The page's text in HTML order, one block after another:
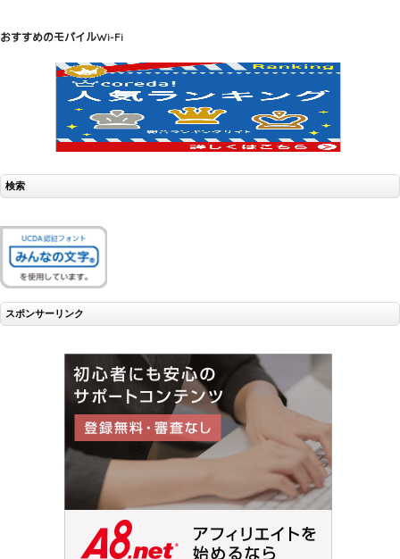
おすすめのモバイルWi-Fi
検索
スポンサーリンク